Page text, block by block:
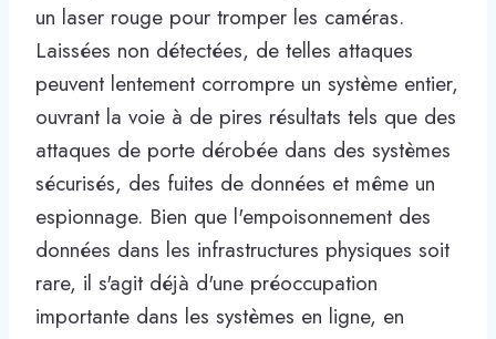
un laser rouge pour tromper les caméras.
Laissées non détectées, de telles attaques
peuvent lentement corrompre un système entier,
ouvrant la voie à de pires résultats tels que des
attaques de porte dérobée dans des systèmes
sécurisés, des fuites de données et même un
espionnage. Bien que l'empoisonnement des
données dans les infrastructures physiques soit
rare, il s'agit déjà d'une préoccupation
importante dans les systèmes en ligne, en